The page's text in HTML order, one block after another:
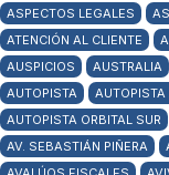
ASPECTOS LEGALES
ATENCIÓN AL CLIENTE
AUSPICIOS
AUSTRALIA
AUTOPISTA
AUTOPISTA
AUTOPISTA ORBITAL SUR
AV. SEBASTIÁN PIÑERA